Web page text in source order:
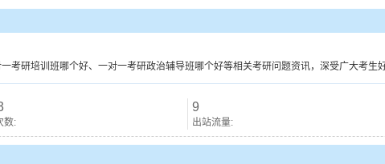
研培训班哪个好、一对一考研政治辅导班哪个好等相关考研问题资讯，深受广大考生好
数:
9
出站流量: